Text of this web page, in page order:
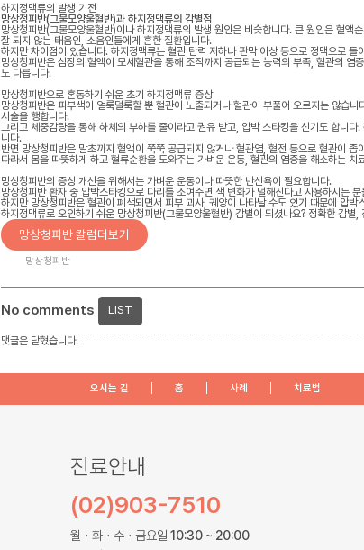
하지정맥류의 발생 기전
망상청피반(그물모양울혈반)과 하지정맥류의 감별점
망상청피반(그물모양울혈반)이나 하지정맥류의 발생 원인은 비슷합니다. 큰 원인은 혈
잘 되지 않는 태음인, 소음인들에게 흔한 질환입니다.
하지만 차이점이 있습니다. 하지정맥류는 혈관 탄력 저하나 판막 이상 등으로 정맥으로 돌
망상청피반은 심장의 혈액이 모세혈관을 통해 조직까지 공급되는 능력의 부족, 혈관의
도 다릅니다.
망상청피반으로 혼동하기 쉬운 초기 하지정맥류 증상
망상청피반은 피부색이 얼룩덜룩할 뿐 혈관이 노출되거나 혈관이 부풀어 오르지는 않습
시술을 행합니다.
그리고 체중감량을 통해 하체의 부하를 줄이라고 권유 받고, 압박 스타킹을 신기도 합니
니다.
반면 망상청피반은 말초까지 혈액이 쭉쭉 공급되지 않거나 혈관염, 혈전 등으로 혈관이 좁
따라서 몸을 따뜻하게 하고 혈류순환을 도와주는 가벼운 운동, 혈관의 염증을 해소하는 치
망상청피반의 증상 개선을 위해서는 가벼운 운동이나 따뜻한 반신욕이 필요합니다.
망상청피반 환자 중 압박스타킹으로 다리를 조여주면 색 변화가 덜해진다고 사용하시는
하지만 망상청피반은 혈관이 폐색되면서 피부 괴사, 궤양이 나타날 수도 있기 때문에 압박
하지정맥류로 오인하기 쉬운 망상청피반(그물모양울혈반) 감별이 되셨나요? 정확한 감별
망상청피반 칼럼더보기
망상청피반
No comments LIST
댓글은 닫혔습니다.
오시는 길 홈 사례 치료법
진료안내
(02)903-7510
월ㆍ화ㆍ수ㆍ금요일 10:30 ~ 20:00